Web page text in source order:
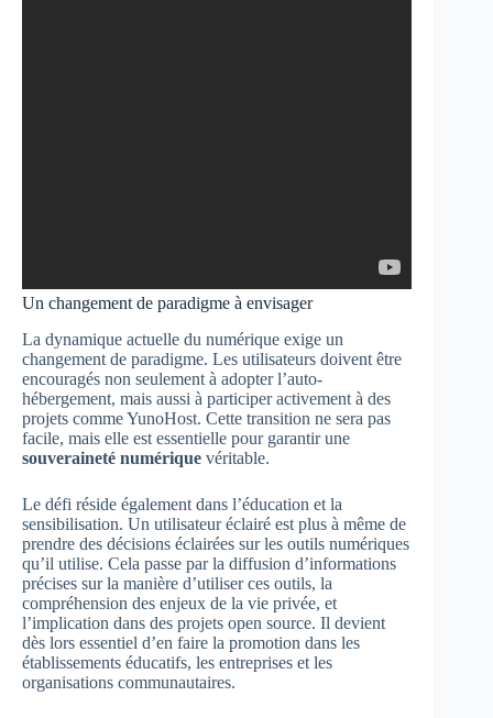
Un changement de paradigme à envisager
La dynamique actuelle du numérique exige un
changement de paradigme. Les utilisateurs doivent être
encouragés non seulement à adopter l’auto-
hébergement, mais aussi à participer activement à des
projets comme YunoHost. Cette transition ne sera pas
facile, mais elle est essentielle pour garantir une
souveraineté numérique véritable.
Le défi réside également dans l’éducation et la
sensibilisation. Un utilisateur éclairé est plus à même de
prendre des décisions éclairées sur les outils numériques
qu’il utilise. Cela passe par la diffusion d’informations
précises sur la manière d’utiliser ces outils, la
compréhension des enjeux de la vie privée, et
l’implication dans des projets open source. Il devient
dès lors essentiel d’en faire la promotion dans les
établissements éducatifs, les entreprises et les
organisations communautaires.